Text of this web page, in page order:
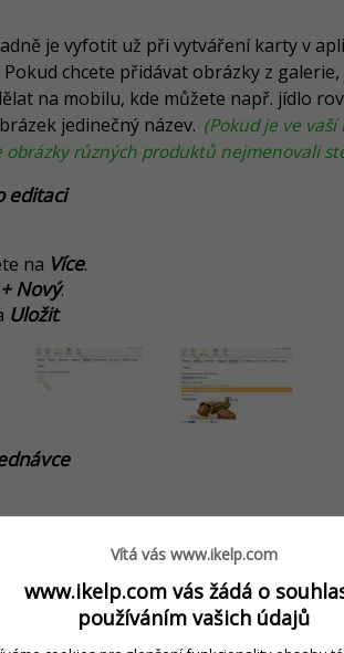
je vyfotit už při vytváření karty v
chcete přidávat obrázky z
na mobilu, kde můžete např. jídlo
jedinečný název. (Pokud je ve
obrázky různých produktů nejmenovali
editaci
na Více.
+ Nový.
Uložit.
možností na položce.
+ Nový
Uložit.
Vítá vás www.ikelp.com
www.ikelp.com vás žádá o
používáním vašich údajů